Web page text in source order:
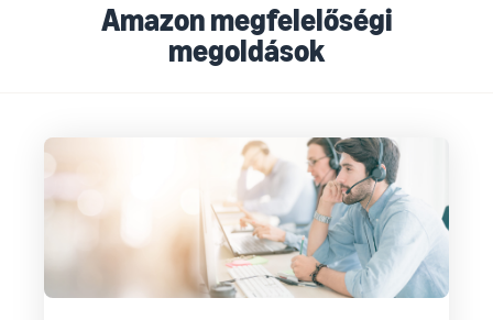
Amazon megfelelőségi
megoldások